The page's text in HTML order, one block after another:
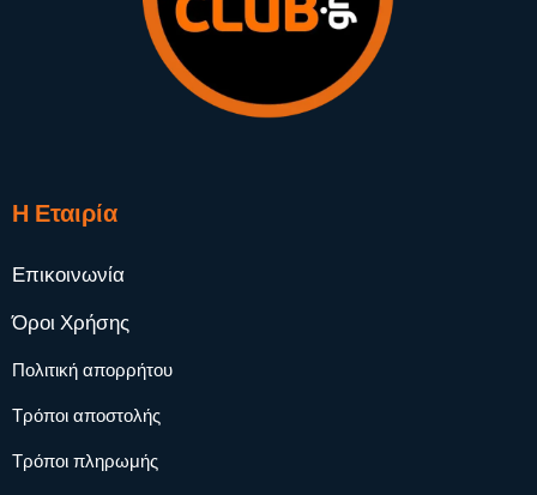
Η Εταιρία
Επικοινωνία
Όροι Χρήσης
Πολιτική απορρήτου
Τρόποι αποστολής
Τρόποι πληρωμής